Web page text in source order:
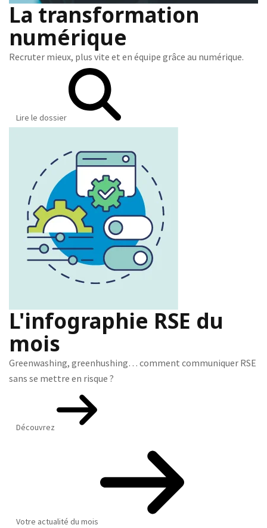
La transformation
numérique
Recruter mieux, plus vite et en équipe grâce au numérique.
Lire le dossier
L'infographie RSE du
mois
Greenwashing, greenhushing… comment communiquer RSE
sans se mettre en risque ?
Découvrez
Votre actualité du mois